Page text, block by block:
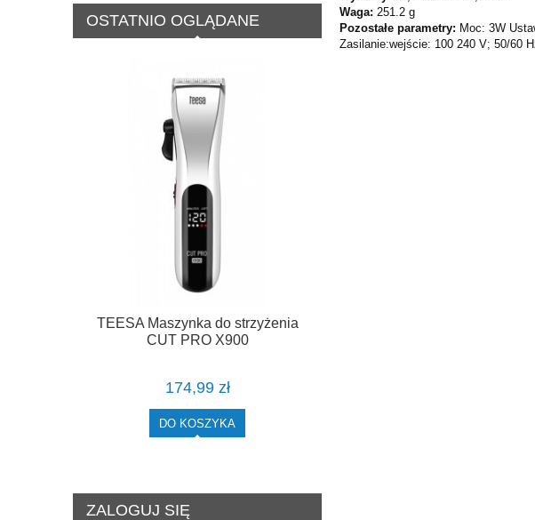
OSTATNIO OGLĄDANE
TEESA Maszynka do strzyżenia
CUT PRO X900
174,99 zł
DO KOSZYKA
ZALOGUJ SIĘ
Waga: 251.2 g
Pozostałe parametry: Moc: 3W
Zasilanie:wejście: 100 240 V; 50/60